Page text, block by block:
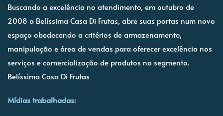
Buscando a excelência no atendimento, em outubro de
2008 a Belíssima Casa Di Frutas, abre suas portas num novo
espaço obedecendo a critérios de armazenamento,
manipulação e área de vendas para oferecer excelência nos
serviços e comercialização de produtos no segmento.
Belíssima Casa Di Frutas
Mídias trabalhadas: